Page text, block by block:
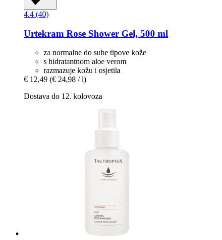
4.4 (40)
Urtekram Rose Shower Gel, 500 ml
za normalne do suhe tipove kože
s hidratantnom aloe verom
razmazuje kožu i osjetila
€ 12,49 (€ 24,98 / l)
Dostava do 12. kolovoza